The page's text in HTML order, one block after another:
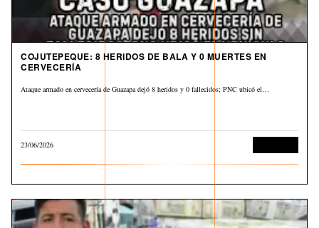
COJUTEPEQUE: 8 HERIDOS DE BALA Y 0 MUERTES EN
CERVECERÍA
Ataque armado en cervecería de Guazapa dejó 8 heridos y 0 fallecidos; PNC ubicó el…
23/06/2026